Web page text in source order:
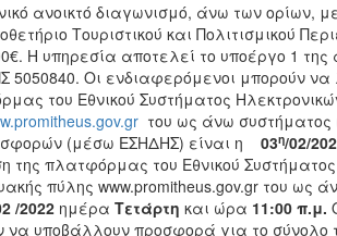
ανοικτό διαγωνισμό, άνω των ορίων,
Τουριστικού και Πολιτισμικού
Η υπηρεσία αποτελεί το υποέργο 1 της
5050840. Οι ενδιαφερόμενοι μπορούν
του Εθνικού Συστήματος
του ως άνω συστήματος
(μέσω ΕΣΗΔΗΣ) είναι η
03η/02/
της πλατφόρμας του Εθνικού
πύλης www.promitheus.gov.gr του ως
/2022 ημέρα Τετάρτη και ώρα 11:00 π.μ.
να υποβάλλουν προσφορά για το σύνολο